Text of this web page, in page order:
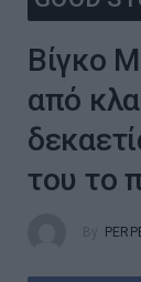
Βίγκο
από
του το